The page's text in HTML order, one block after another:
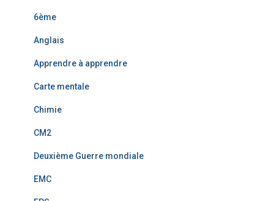
6ème
Anglais
Apprendre à apprendre
Carte mentale
Chimie
CM2
Deuxième Guerre mondiale
EMC